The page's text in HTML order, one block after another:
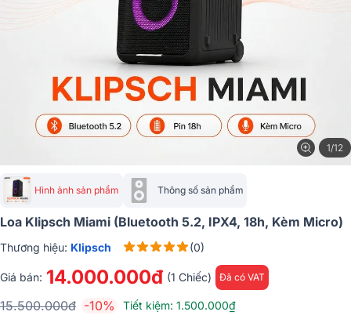
1/12
Hình ảnh sản phẩm Thông số sản phẩm
Loa Klipsch Miami (Bluetooth 5.2, IPX4, 18h, Kèm Micro)
Thương hiệu: Klipsch (0)
Giá bán: 14.000.000đ (1 Chiếc) Đã có VAT
15.500.000đ -10% Tiết kiệm: 1.500.000₫